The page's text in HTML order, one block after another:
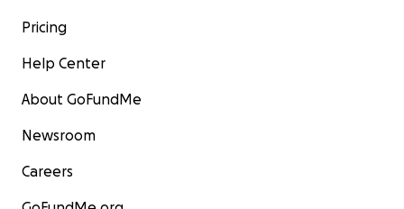
Pricing
Help Center
About GoFundMe
Newsroom
Careers